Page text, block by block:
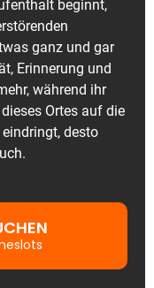
beginnt,
ganz und gar
Erinnerung und
während ihr
Ortes auf die
desto